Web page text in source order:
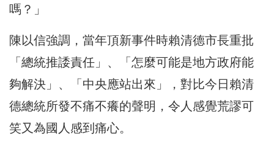
嗎？」
陳以信強調，當年頂新事件時賴清德市長重批
「總統推諉責任」、「怎麼可能是地方政府能
夠解決」、「中央應站出來」，對比今日賴清
德總統所發不痛不癢的聲明，令人感覺荒謬可
笑又為國人感到痛心。